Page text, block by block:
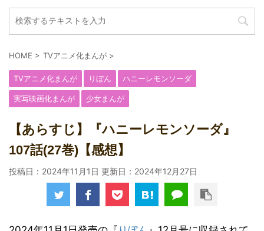
HOME > TVアニメ化まんが >
TVアニメ化まんが りぼん ハニーレモンソーダ
実写映画化まんが 少女まんが
【あらすじ】『ハニーレモンソーダ』
107話(27巻)【感想】
投稿日：2024年11月1日 更新日： 2024年12月27日